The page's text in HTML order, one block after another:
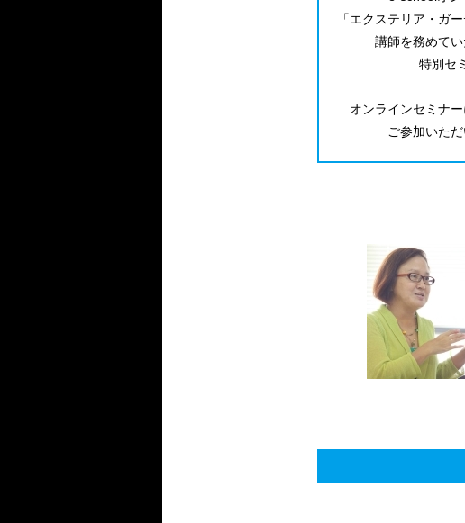
「エクステリア・ガ
講師を務めて
特別セ
オンラインセミナ
ご参加いた